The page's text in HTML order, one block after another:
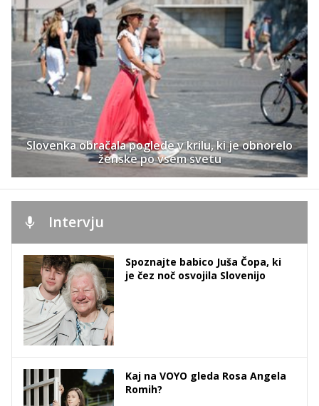
Slovenka obračala poglede v krilu, ki je obnorelo
ženske po vsem svetu
Intervju
Spoznajte babico Juša Čopa, ki
je čez noč osvojila Slovenijo
Kaj na VOYO gleda Rosa Angela
Romih?